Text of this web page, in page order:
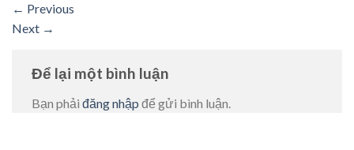
← Previous
Next →
Để lại một bình luận
Bạn phải đăng nhập để gửi bình luận.